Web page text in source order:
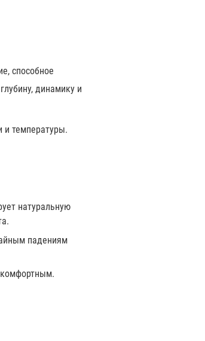
способное
динамику и
и температуры.
натуральную
падениям